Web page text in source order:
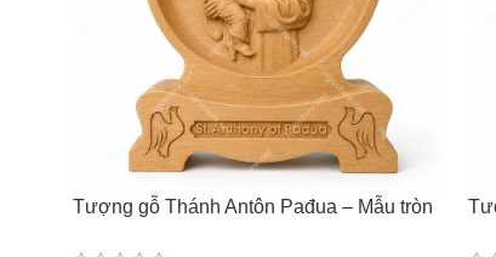
Tượng gỗ Thánh Antôn Pađua – Mẫu tròn